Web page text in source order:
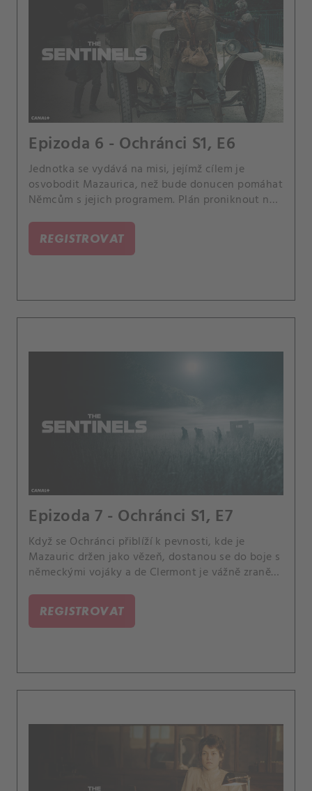
Epizoda 6 - Ochránci S1, E6
Jednotka se vydává na misi, jejímž cílem je
osvobodit Mazaurica, než bude donucen pomáhat
Němcům s jejich programem. Plán proniknout na
zhoršující se duševní stav, protože má stále
děsivější vize, které vedou Djiboutiho k vážným
REGISTROVAT
Epizoda 7 - Ochránci S1, E7
Když se Ochránci přiblíží k pevnosti, kde je
Mazauric držen jako vězeň, dostanou se do boje s
německými vojáky a de Clermont je vážně zraněn.
REGISTROVAT